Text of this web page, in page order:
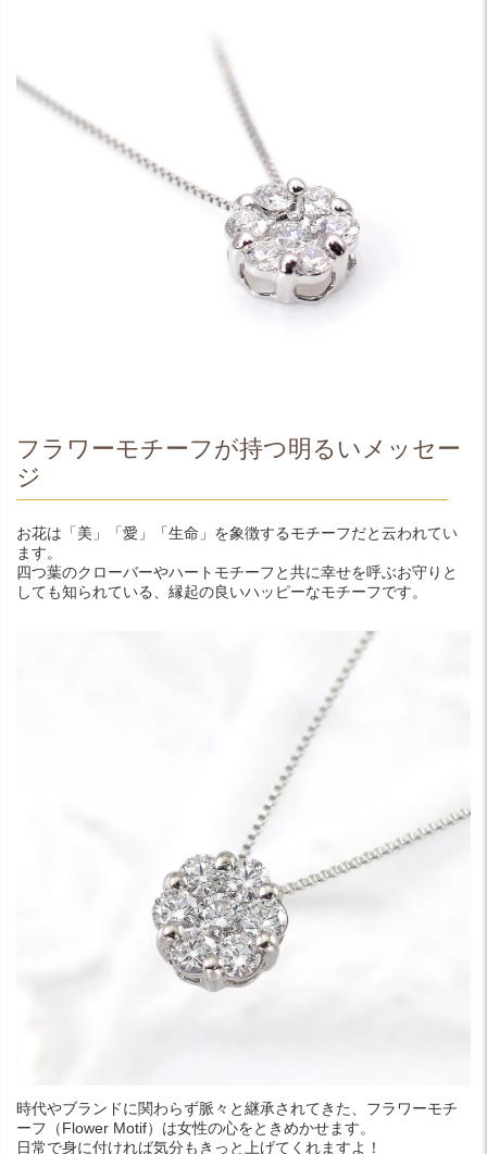
フラワーモチーフが持つ明るいメッセー
ジ
お花は「美」「愛」「生命」を象徴するモチーフだと云われてい
ます。
四つ葉のクローバーやハートモチーフと共に幸せを呼ぶお守りと
しても知られている、縁起の良いハッピーなモチーフです。
時代やブランドに関わらず脈々と継承されてきた、フラワーモチ
ーフ（Flower Motif）は女性の心をときめかせます。
日常で身に付ければ気分もきっと上げてくれますよ！